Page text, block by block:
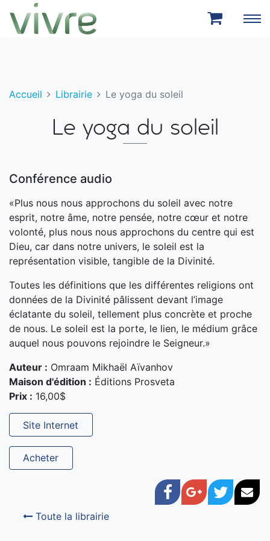
Aller au menu principal
Aller au contenu principal
Accueil Librairie Le yoga du soleil
Le yoga du soleil
Conférence audio
«Plus nous nous approchons du soleil avec notre
esprit, notre âme, notre pensée, notre cœur et notre
volonté, plus nous nous approchons du centre qui est
Dieu, car dans notre univers, le soleil est la
représentation visible, tangible de la Divinité.
Toutes les définitions que les différentes religions ont
données de la Divinité pâlissent devant l’image
éclatante du soleil, tellement plus concrète et proche
de nous. Le soleil est la porte, le lien, le médium grâce
auquel nous pouvons rejoindre le Seigneur.»
Auteur : Omraam Mikhaël Aïvanhov
Maison d'édition : Éditions Prosveta
Prix : 16,00$
Site Internet
Acheter
Facebook
Google+
Twitter
Toute la librairie